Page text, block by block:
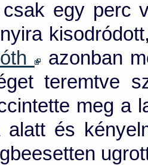
egy perc
azonban
teremtve
meg a
alatt és